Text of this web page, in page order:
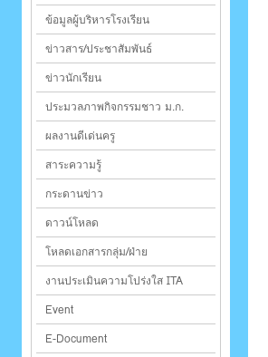
ข้อมูลผู้บริหารโรงเรียน
ข่าวสาร/ประชาสัมพันธ์
ข่าวนักเรียน
ประมวลภาพกิจกรรมชาว ม.ก.
ผลงานดีเด่นครู
สาระความรู้
กระดานข่าว
ดาวน์โหลด
โหลดเอกสารกลุ่ม/ฝ่าย
งานประเมินความโปร่งใส ITA
Event
E-Document